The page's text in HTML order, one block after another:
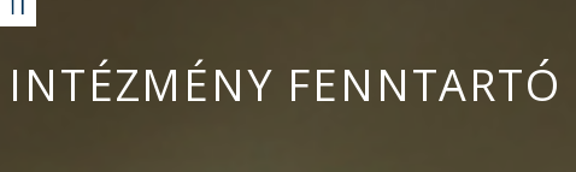
FENNTARTÓ